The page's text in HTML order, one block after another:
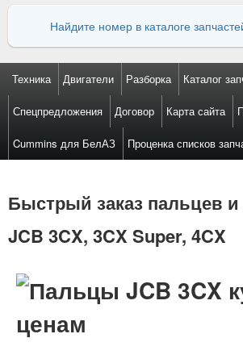
Найдите номер в каталоге
Техника Двигатели Разборка Каталог
Спецпредложения Договор Карта сайта
Cummins для БелАЗ Проценка списков
Быстрый заказ пальцев
JCB 3CX, 3CX Super, 4CX